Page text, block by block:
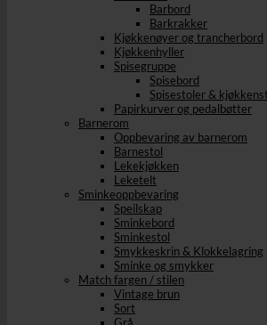
Barbord
Barkrakker
Kjøkkenøyer og trancherbord
Kjøkkenhyller
Spisegruppe
Spisebord
Spisestoler &
Papirkurver og pedalbøtter
Barnerom
Oppbevaring av barnerom
Barnestol
Lekekjøkken
Leketelt
Sminkeoppbevaring
Speilskap
Sminkebord
Sminkestol
Smykkeskrin & Klokkelagring
Sminke og smykker
Match fargen / stilen
Vintage brun
Sort